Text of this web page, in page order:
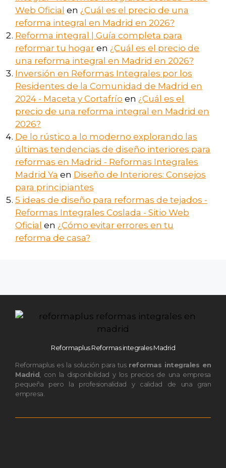
Web Oficial en ¿Cuál es el precio de una
reforma integral en Madrid en 2026?
Reforma integral | Guía completa para
reformar tu hogar en ¿Cuál es el precio de
una reforma integral en Madrid en 2026?
Inversión en Reformas Integrales por los
Residentes de la Comunidad de Madrid en
2024 - Maceta y Cortafrío en ¿Cuál es el
precio de una reforma integral en Madrid en
2026?
De lo rústico a lo moderno explorando las
últimas tendencias de diseño interiores para
reformas en Madrid - Reformas Integrales
Madrid Ya en Diseño de Interiores: Consejos
para principiantes
5 ideas de diseño para reformas de tejados -
Reformas Integrales Coslada - Sitio Web
Oficial en ¿Cómo evitar errores en tu
reforma de casa?
Reformaplus Reformas integrales Madrid
Reformaplus es la solución para tus reformas integrales en
Madrid , con la disponibilidad y los precios de una empresa
pequeña pero la profesionalidad y calidad de una gran
empresa.